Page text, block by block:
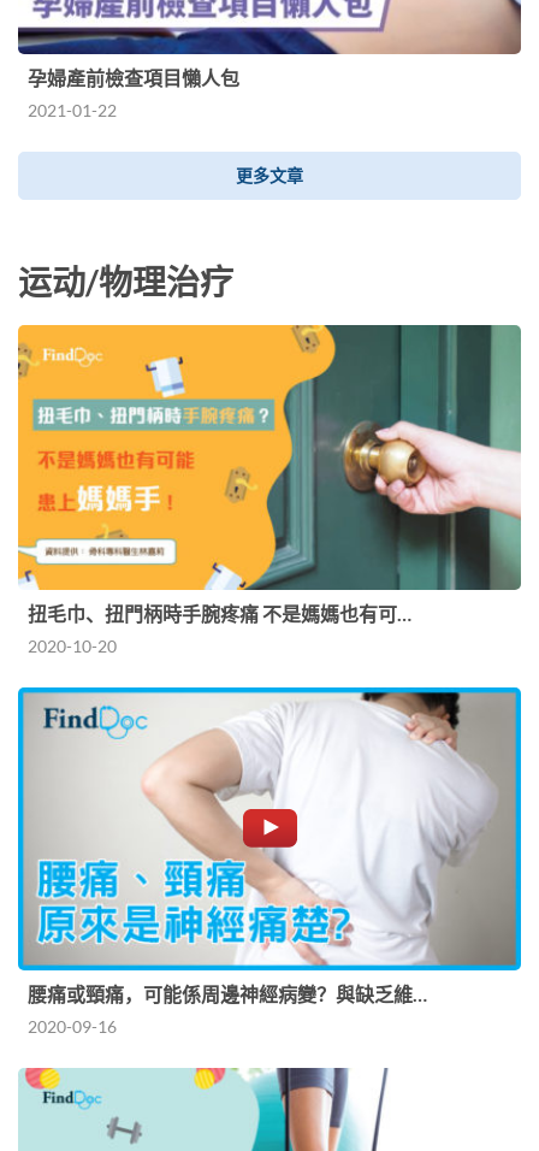
孕婦產前檢查項目懶人包
2021-01-22
更多文章
运动/物理治疗
扭毛巾、扭門柄時手腕疼痛 不是媽媽也有可…
2020-10-20
腰痛或頸痛，可能係周邊神經病變？與缺乏維…
2020-09-16